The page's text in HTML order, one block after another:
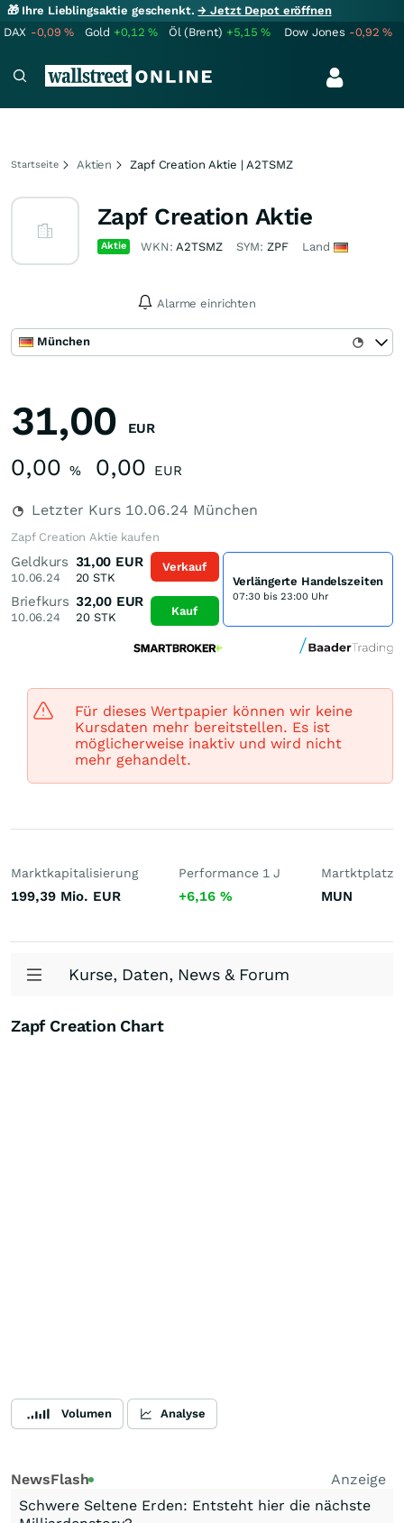
🎁 Ihre Lieblingsaktie geschenkt.→ Jetzt Depot eröffnen
DAX -0,09% Gold +0,12% Öl (Brent) +5,15% Dow Jones -0,92%
Startseite Aktien Zapf Creation Aktie | A2TSMZ
Zapf Creation Aktie
Aktie WKN:A2TSMZ SYM: ZPF Land
Alarme einrichten
München
31,00 EUR
0,00 % 0,00 EUR
Letzter Kurs 10.06.24 München
Zapf Creation Aktie kaufen
Geldkurs
10.06.24
31,00 EUR
20 STK
Briefkurs
10.06.24
32,00 EUR
20 STK
Verkauf
Kauf
Verlängerte Handelszeiten
07:30 bis 23:00 Uhr
Für dieses Wertpapier können wir keine
Kursdaten mehr bereitstellen. Es ist
möglicherweise inaktiv und wird nicht
mehr gehandelt.
Marktkapitalisierung
199,39 Mio. EUR
Performance 1 J
+6,16 %
Martktplatz
MUN
Kurse, Daten, News & Forum
Zapf Creation Chart
Volumen Analyse
NewsFlash
Anzeige
Schwere Seltene Erden: Entsteht hier die nächste